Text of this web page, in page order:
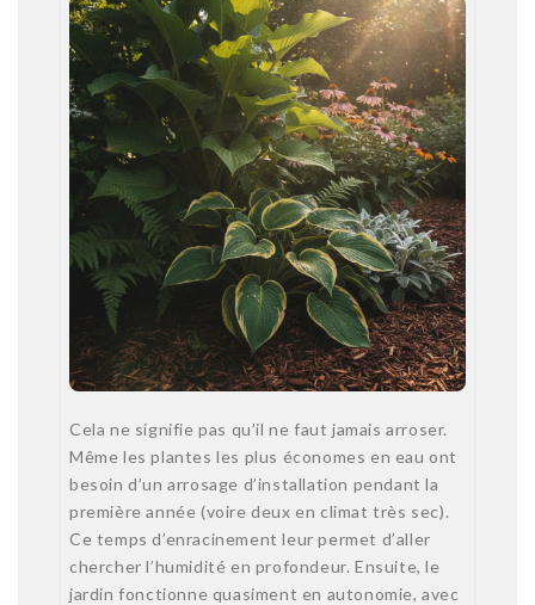
Cela ne signifie pas qu’il ne faut jamais arroser.
Même les plantes les plus économes en eau ont
besoin d’un arrosage d’installation pendant la
première année (voire deux en climat très sec).
Ce temps d’enracinement leur permet d’aller
chercher l’humidité en profondeur. Ensuite, le
jardin fonctionne quasiment en autonomie, avec